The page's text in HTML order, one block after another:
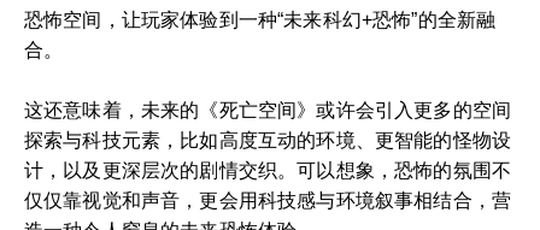
恐怖空间，让玩家体验到一种“未来科幻+恐怖”的全新融
合。
这还意味着，未来的《死亡空间》或许会引入更多的空间
探索与科技元素，比如高度互动的环境、更智能的怪物设
计，以及更深层次的剧情交织。可以想象，恐怖的氛围不
仅仅靠视觉和声音，更会用科技感与环境叙事相结合，营